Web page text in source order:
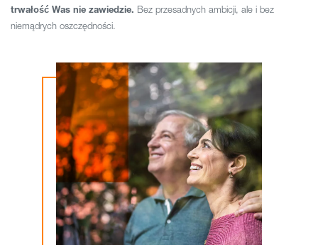
trwałość Was nie zawiedzie. Bez przesadnych ambicji, ale i bez
niemądrych oszczędności.